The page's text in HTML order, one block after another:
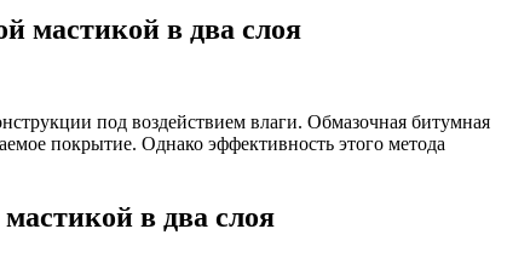
мастикой в два слоя
под воздействием влаги. Обмазочная битумная
покрытие. Однако эффективность этого метода
в два слоя